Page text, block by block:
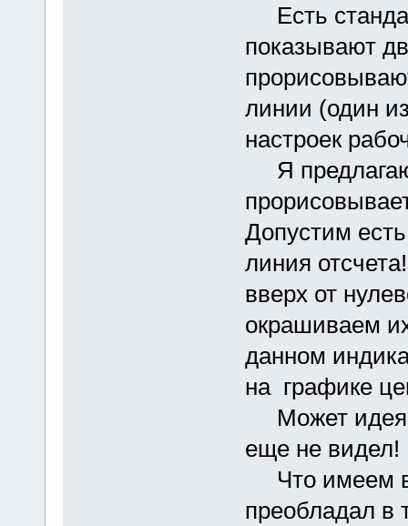
Есть
показывают
линии (один
настроек
Я предлагаю
Допустим
линия
вверх от
окрашиваем
данном
на графике
Может идея
еще не
Что имеем в
преобладал в